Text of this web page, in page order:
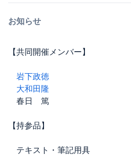
お知らせ
【共同開催メンバー】
岩下政徳
大和田隆
春日 篤
【持参品】
テキスト・筆記用具